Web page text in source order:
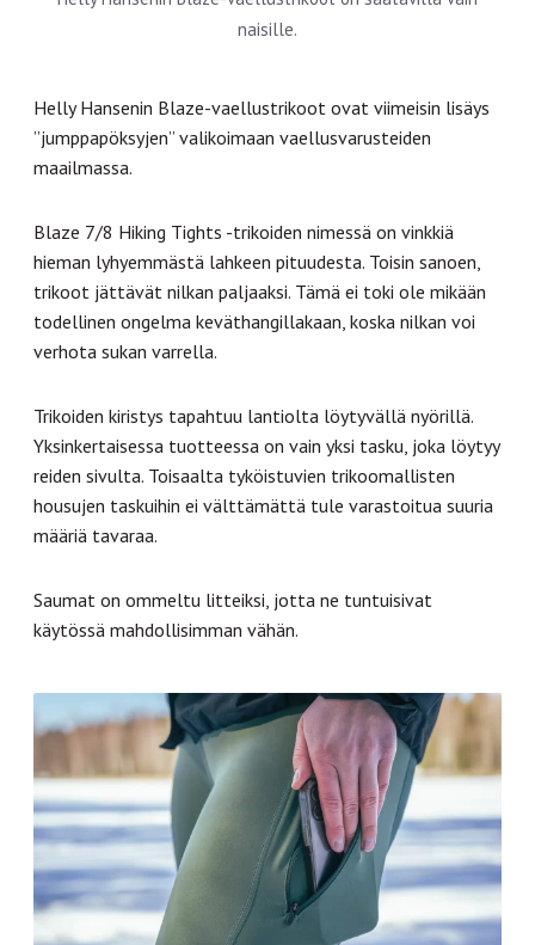
naisille.
Helly Hansenin Blaze-vaellustrikoot ovat viimeisin lisäys
”jumppapöksyjen” valikoimaan vaellusvarusteiden
maailmassa.
Blaze 7/8 Hiking Tights -trikoiden nimessä on vinkkiä
hieman lyhyemmästä lahkeen pituudesta. Toisin sanoen,
trikoot jättävät nilkan paljaaksi. Tämä ei toki ole mikään
todellinen ongelma keväthangillakaan, koska nilkan voi
verhota sukan varrella.
Trikoiden kiristys tapahtuu lantiolta löytyvällä nyörillä.
Yksinkertaisessa tuotteessa on vain yksi tasku, joka löytyy
reiden sivulta. Toisaalta tyköistuvien trikoomallisten
housujen taskuihin ei välttämättä tule varastoitua suuria
määriä tavaraa.
Saumat on ommeltu litteiksi, jotta ne tuntuisivat
käytössä mahdollisimman vähän.